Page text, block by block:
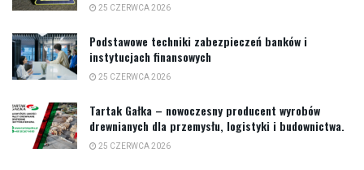
25 CZERWCA 2026
Podstawowe techniki zabezpieczeń banków i
instytucjach finansowych
25 CZERWCA 2026
Tartak Gałka – nowoczesny producent wyrobów
drewnianych dla przemysłu, logistyki i budownictwa.
25 CZERWCA 2026